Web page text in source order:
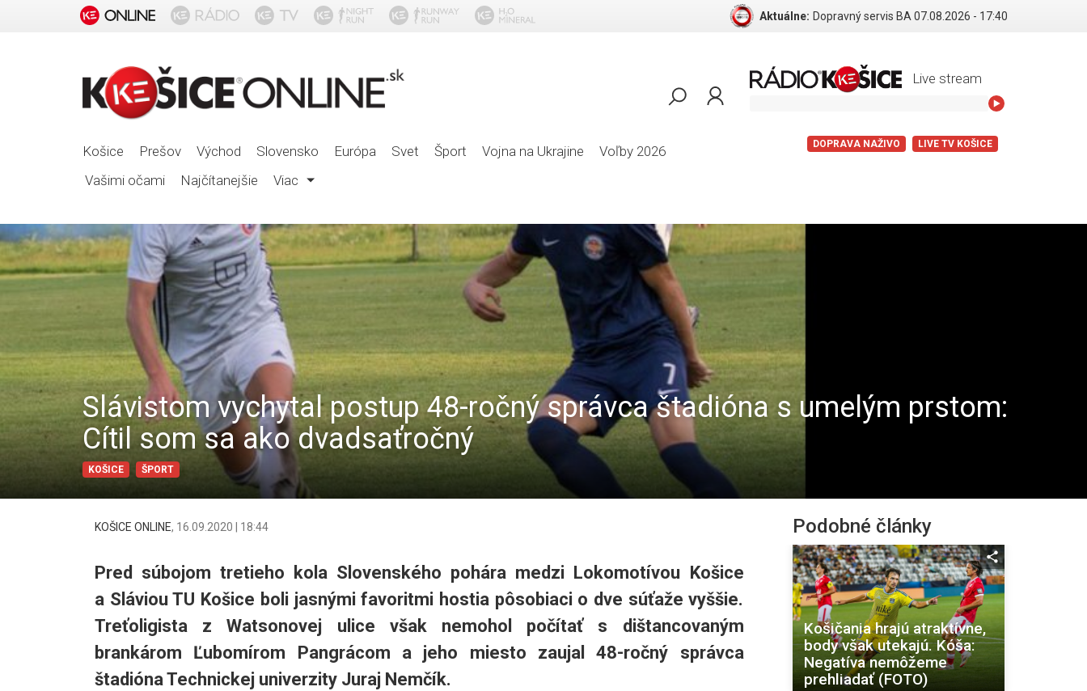
Aktuálne: Dopravný servis BA 07.08.2026 - 17:40
Košice Prešov Východ Slovensko Európa Svet Šport Vojna na Ukrajine
Voľby 2026
Vašimi očami
Najčítanejšie Viac
Live stream
DOPRAVA NAŽIVO LIVE TV KOŠICE
Slávistom vychytal postup 48-ročný správca štadióna s umelým prstom:
Cítil som sa ako dvadsaťročný
KOŠICE ŠPORT
KOŠICE ONLINE, 16.09.2020 | 18:44
Pred súbojom tretieho kola Slovenského pohára medzi Lokomotívou Košice
a Sláviou TU Košice boli jasnými favoritmi hostia pôsobiaci o dve súťaže vyššie.
Treťoligista z Watsonovej ulice však nemohol počítať s dištancovaným
brankárom Ľubomírom Pangrácom a jeho miesto zaujal 48-ročný správca
štadióna Technickej univerzity Juraj Nemčík.
Podobné články
Košičania hrajú atraktívne,
body však utekajú. Kóša:
Negatíva nemôžeme
prehliadať (FOTO)